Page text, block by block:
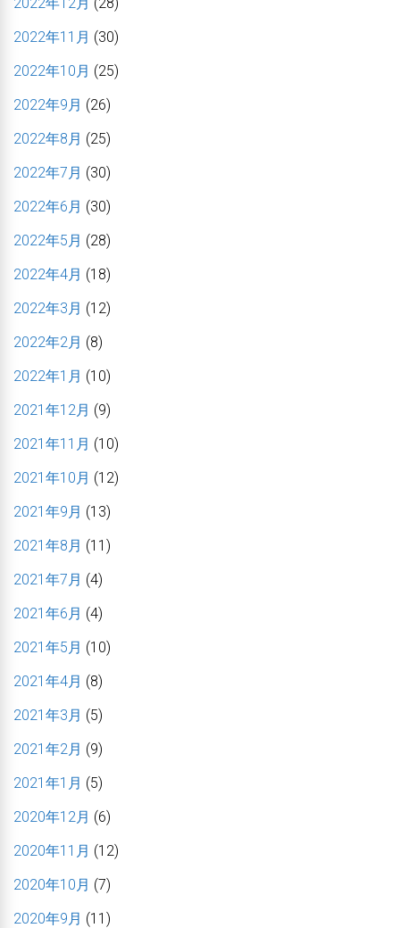
2022年11月 (30)
2022年10月 (25)
2022年9月 (26)
2022年8月 (25)
2022年7月 (30)
2022年6月 (30)
2022年5月 (28)
2022年4月 (18)
2022年3月 (12)
2022年2月 (8)
2022年1月 (10)
2021年12月 (9)
2021年11月 (10)
2021年10月 (12)
2021年9月 (13)
2021年8月 (11)
2021年7月 (4)
2021年6月 (4)
2021年5月 (10)
2021年4月 (8)
2021年3月 (5)
2021年2月 (9)
2021年1月 (5)
2020年12月 (6)
2020年11月 (12)
2020年10月 (7)
2020年9月 (11)